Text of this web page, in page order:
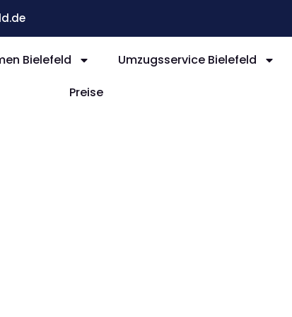
Bielefeld
Umzugsservice Bielefeld
Preise